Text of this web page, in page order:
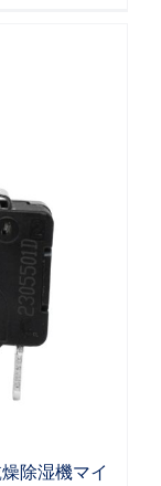
燥除湿機
除湿機マイ